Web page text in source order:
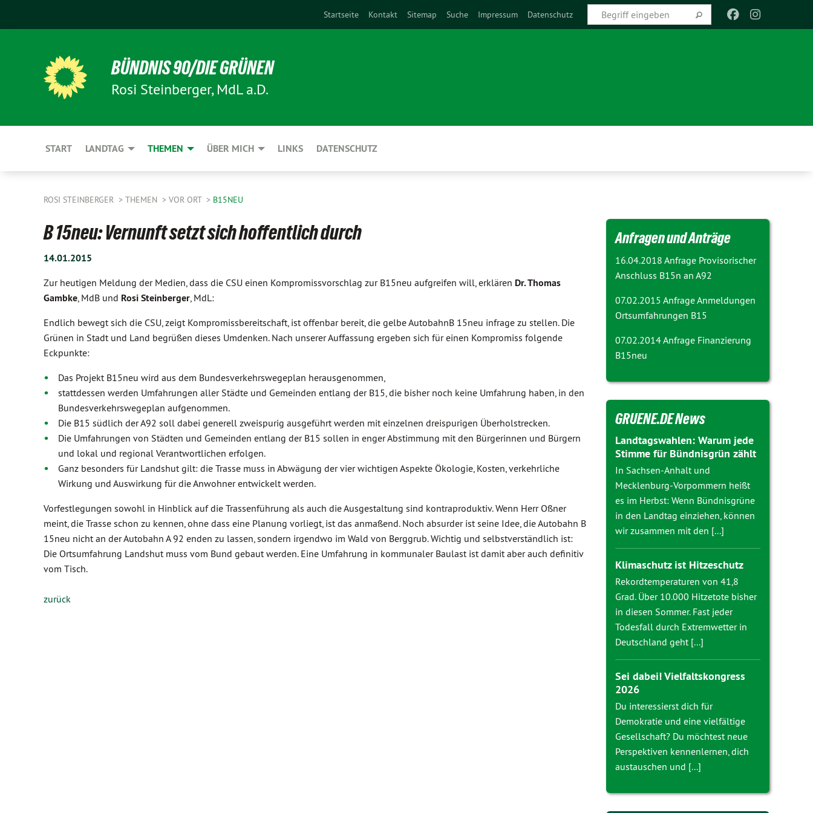
Startseite Kontakt Sitemap Suche Impressum Datenschutz
BÜNDNIS 90/DIE GRÜNEN
Rosi Steinberger, MdL a.D.
START LANDTAG THEMEN ÜBER MICH LINKS DATENSCHUTZ
ROSI STEINBERGER THEMEN VOR ORT B15NEU
B 15neu: Vernunft setzt sich hoffentlich durch
14.01.2015
Zur heutigen Meldung der Medien, dass die CSU einen Kompromissvorschlag zur B15neu aufgreifen will, erklären Dr. Thomas
Gambke, MdB und Rosi Steinberger, MdL:
Endlich bewegt sich die CSU, zeigt Kompromissbereitschaft, ist offenbar bereit, die gelbe AutobahnB 15neu infrage zu stellen. Die
Grünen in Stadt und Land begrüßen dieses Umdenken. Nach unserer Auffassung ergeben sich für einen Kompromiss folgende
Eckpunkte:
Das Projekt B15neu wird aus dem Bundesverkehrswegeplan herausgenommen,
stattdessen werden Umfahrungen aller Städte und Gemeinden entlang der B15, die bisher noch keine Umfahrung haben, in den
Bundesverkehrswegeplan aufgenommen.
Die B15 südlich der A92 soll dabei generell zweispurig ausgeführt werden mit einzelnen dreispurigen Überholstrecken.
Die Umfahrungen von Städten und Gemeinden entlang der B15 sollen in enger Abstimmung mit den Bürgerinnen und Bürgern
und lokal und regional Verantwortlichen erfolgen.
Ganz besonders für Landshut gilt: die Trasse muss in Abwägung der vier wichtigen Aspekte Ökologie, Kosten, verkehrliche
Wirkung und Auswirkung für die Anwohner entwickelt werden.
Vorfestlegungen sowohl in Hinblick auf die Trassenführung als auch die Ausgestaltung sind kontraproduktiv. Wenn Herr Oßner
meint, die Trasse schon zu kennen, ohne dass eine Planung vorliegt, ist das anmaßend. Noch absurder ist seine Idee, die Autobahn B
15neu nicht an der Autobahn A 92 enden zu lassen, sondern irgendwo im Wald von Berggrub. Wichtig und selbstverständlich ist:
Die Ortsumfahrung Landshut muss vom Bund gebaut werden. Eine Umfahrung in kommunaler Baulast ist damit aber auch definitiv
vom Tisch.
zurück
Anfragen und Anträge
16.04.2018 Anfrage Provisorischer
Anschluss B15n an A92
07.02.2015 AnfrageAnmeldungen
Ortsumfahrungen B15
07.02.2014 Anfrage Finanzierung
B15neu
GRUENE.DE News
Landtagswahlen: Warum jede
Stimme für Bündnisgrün zählt
In Sachsen-Anhalt und
Mecklenburg-Vorpommern heißt
es im Herbst: Wenn Bündnisgrüne
in den Landtag einziehen, können
wir zusammen mit den [...]
Klimaschutz ist Hitzeschutz
Rekordtemperaturen von 41,8
Grad. Über 10.000 Hitzetote bisher
in diesen Sommer. Fast jeder
Todesfall durch Extremwetter in
Deutschland geht [...]
Sei dabei! Vielfaltskongress
2026
Du interessierst dich für
Demokratie und eine vielfältige
Gesellschaft? Du möchtest neue
Perspektiven kennenlernen, dich
austauschen und [...]